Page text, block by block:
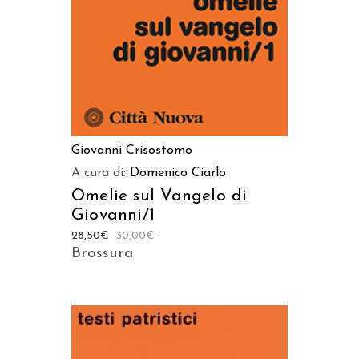
Giovanni Crisostomo
A cura di: Domenico Ciarlo
Omelie sul Vangelo di
Giovanni/1
30,00€
28,50€
Brossura